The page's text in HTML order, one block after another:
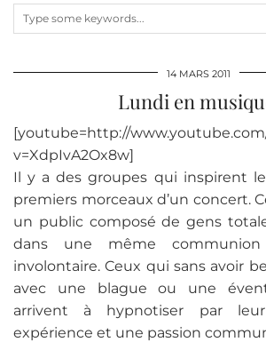
14 MARS 2011
Lundi en
[youtube=http://
v=XdpIvA2Ox8w]
Il y a des groupes qui inspirent
premiers morceaux d’un concert.
un public composé de gens
dans une même
involontaire. Ceux qui sans avoir
avec une blague ou une
arrivent à hypnotiser par
expérience et une passion